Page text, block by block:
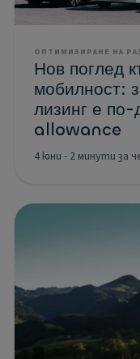
ОПТИМИЗИРАНЕ НА
Нов поглед
мобилност:
лизинг е
allowance
4 юни - 2 минути за